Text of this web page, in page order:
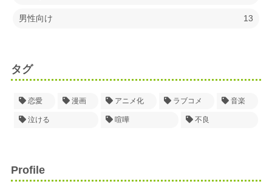
男性向け 13
タグ
恋愛 漫画 アニメ化 ラブコメ 音楽
泣ける 喧嘩 不良
Profile